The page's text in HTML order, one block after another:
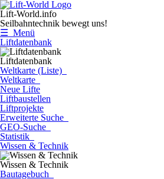
Lift-World.info
Seilbahntechnik bewegt uns!
☰ Menü
Liftdatenbank
Liftdatenbank
Weltkarte (Liste)
Weltkarte
Neue Lifte
Liftbaustellen
Liftprojekte
Erweiterte Suche
GEO-Suche
Statistik
Wissen & Technik
Wissen & Technik
Bautagebuch